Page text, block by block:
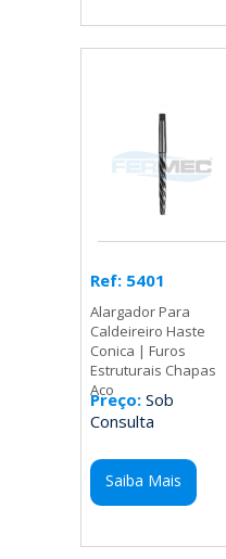
Ref: 5401
Alargador Para
Caldeireiro Haste
Conica | Furos
Estruturais Chapas
Aco
Preço: Sob
Consulta
Saiba Mais